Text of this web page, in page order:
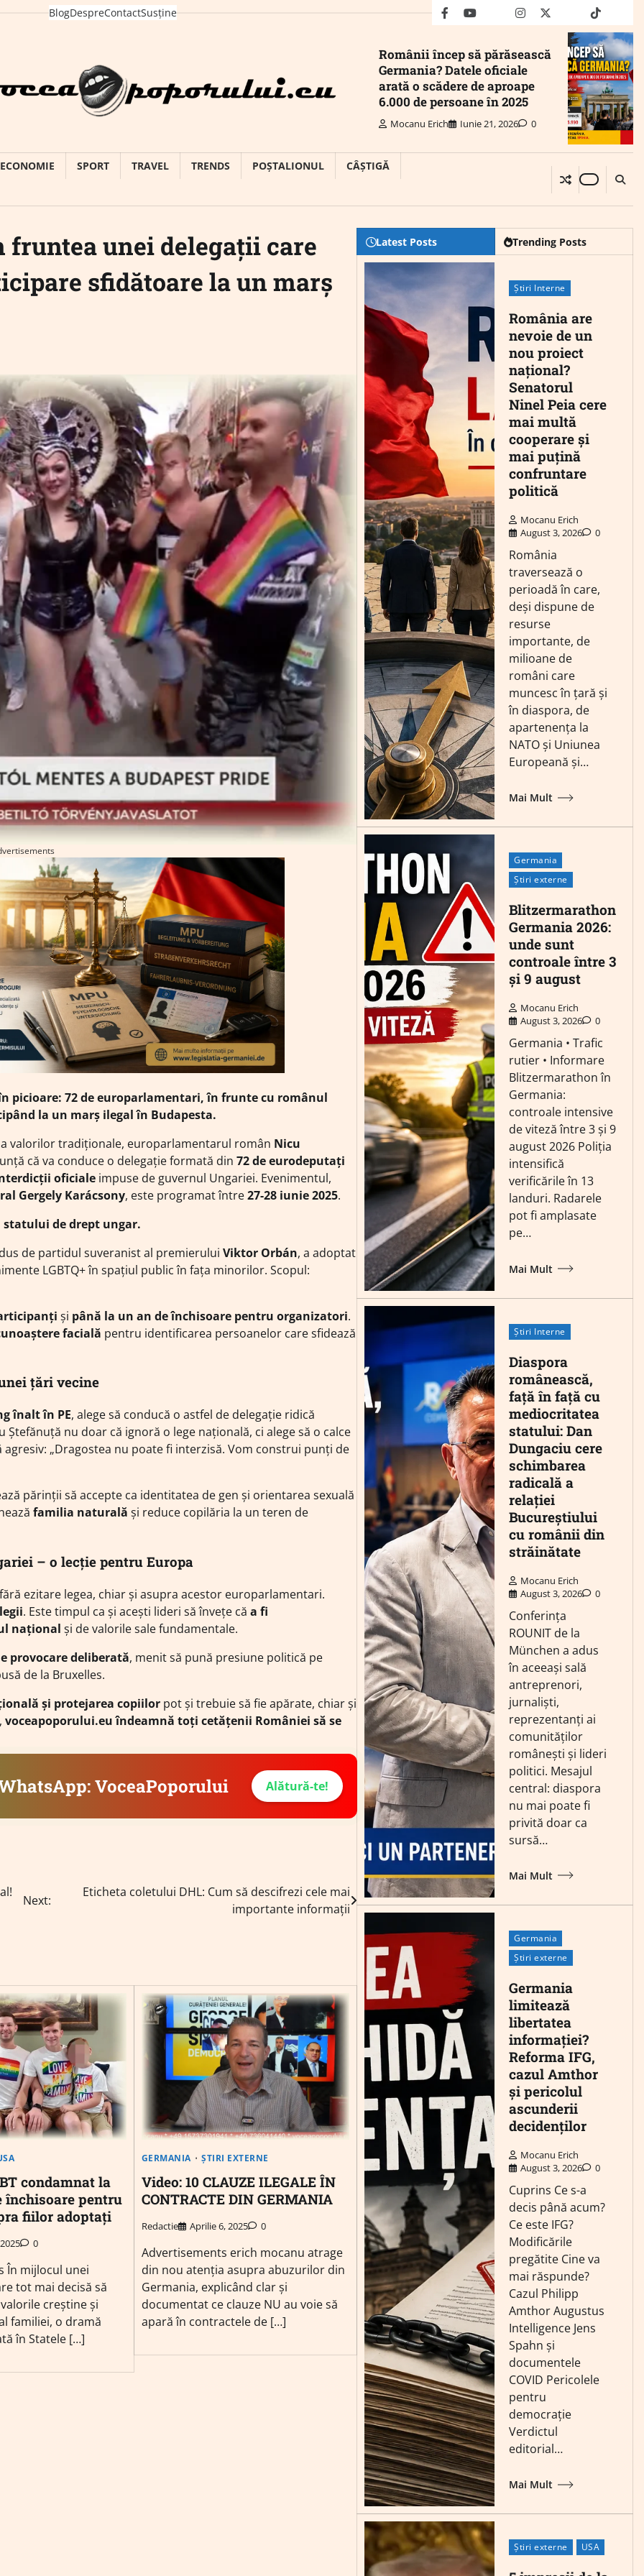
BlogDespreContactSusține facebookyoutubeMailinstagram
twitter truthtiktok
Românii încep să părăsească
Germania? Datele oficiale
arată o scădere de aproape
6.000 de persoane în 2025
Mocanu Erich Iunie 21, 2026 0
ECONOMIE SPORT TRAVEL TRENDS POȘTALIONUL CÂȘTIGĂ
unei delegații care
sfidătoare la un marș
picioare: 72 de europarlamentari, în frunte cu românul
la un marș ilegal în Budapesta.
valorilor tradiționale, europarlamentarul român Nicu
că va conduce o delegație formată din 72 de eurodeputați
oficiale impuse de guvernul Ungariei. Evenimentul,
Gergely Karácsony, este programat între27-28 iunie 2025.
statului de drept ungar.
de partidul suveranist al premierului Viktor Orbán, a adoptat
LGBTQ+ în spațiul public în fața minorilor. Scopul:
și până la un an de închisoare pentru organizatori.
facială pentru identificarea persoanelor care sfidează
țări vecine
înalt în PE, alege să conducă o astfel de delegație ridică
Ștefănuță nu doar că ignoră o lege națională, ci alege să o calce
„Dragostea nu poate fi interzisă. Vom construi punți de
părinții să accepte ca identitatea de gen și orientarea sexuală
familia naturală și reduce copilăria la un teren de
– o lecție pentru Europa
ezitare legea, chiar și asupra acestor europarlamentari.
. Este timpul ca și acești lideri să învețe că a fi
național și de valorile sale fundamentale.
provocare deliberată, menit să pună presiune politică pe
de la Bruxelles.
și protejarea copiilor pot și trebuie să fie apărate, chiar și
voceapoporului.eu îndeamnă toți cetățenii României să se
VoceaPoporului Alătură-te!
Next:
Eticheta coletului DHL: Cum să descifrezi cele mai
importante informații
condamnat la
închisoare pentru
fiilor adoptați
0
În mijlocul unei
tot mai decisă să
creștine și
familiei, o dramă
în Statele […]
GERMANIA ȘTIRI EXTERNE
Video: 10 CLAUZE ILEGALE ÎN
CONTRACTE DIN GERMANIA
Redactie Aprilie 6, 2025 0
Advertisements erich mocanu atrage
din nou atenția asupra abuzurilor din
Germania, explicând clar și
documentat ce clauze NU au voie să
apară în contractele de […]
Latest Posts Trending Posts
Știri Interne
România are
nevoie de un
nou proiect
național?
Senatorul
Ninel Peia cere
mai multă
cooperare și
mai puțină
confruntare
politică
Mocanu Erich
August 3, 2026
0
România
traversează o
perioadă în care,
deși dispune de
resurse
importante, de
milioane de
români care
muncesc în țară și
în diaspora, de
apartenența la
NATO și Uniunea
Europeană și…
Mai Mult
Germania
Știri externe
Blitzermarathon
Germania 2026:
unde sunt
controale între 3
și 9 august
Mocanu Erich
August 3, 2026
0
Germania • Trafic
rutier • Informare
Blitzermarathon în
Germania:
controale intensive
de viteză între 3 și 9
august 2026 Poliția
intensifică
verificările în 13
landuri. Radarele
pot fi amplasate
pe…
Mai Mult
Știri Interne
Diaspora
românească,
față în față cu
mediocritatea
statului: Dan
Dungaciu cere
schimbarea
radicală a
relației
Bucureștiului
cu românii din
străinătate
Mocanu Erich
August 3, 2026
0
Conferința
ROUNIT de la
München a adus
în aceeași sală
antreprenori,
jurnaliști,
reprezentanți ai
comunităților
românești și lideri
politici. Mesajul
central: diaspora
nu mai poate fi
privită doar ca
sursă…
Mai Mult
Germania
Știri externe
Germania
limitează
libertatea
informației?
Reforma IFG,
cazul Amthor
și pericolul
ascunderii
decidenților
Mocanu Erich
August 3, 2026
0
Cuprins Ce s-a
decis până acum?
Ce este IFG?
Modificările
pregătite Cine va
mai răspunde?
Cazul Philipp
Amthor Augustus
Intelligence Jens
Spahn și
documentele
COVID Pericolele
pentru
democrație
Verdictul
editorial…
Mai Mult
Știri externe USA